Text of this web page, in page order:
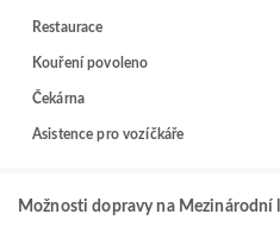
Restaurace
Kouření povoleno
Čekárna
Asistence pro vozíčkáře
Možnosti dopravy na Mezinárodní